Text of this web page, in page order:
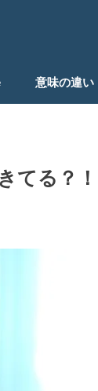
意味の違い
てる？